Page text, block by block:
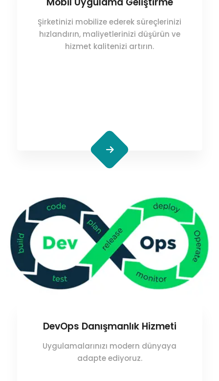
Şirketinizi mobilize ederek süreçlerinizi
hızlandırın, maliyetlerinizi düşürün ve
hizmet kalitenizi artırın.
DevOps Danışmanlık Hizmeti
Uygulamalarınızı modern dünyaya
adapte ediyoruz.